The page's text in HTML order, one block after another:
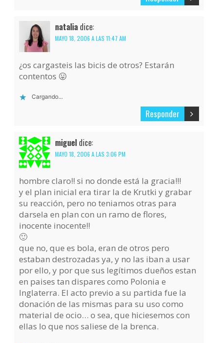
natalia dice:
MAYO 18, 2006 A LAS 11:47 AM
¿os cargasteis las bicis de otros? Estarán
contentos 😛
Cargando...
Responder
miguel dice:
MAYO 18, 2006 A LAS 3:06 PM
hombre claro!! si no donde está la gracia!!!
y el plan inicial era tirar la de Krutki y grabar
su reacción, pero no teniamos otras para
darsela en plan con un ramo de flores,
inocente inocente!!
🙂
que no, que es bola, eran de otros pero
estaban destrozadas ya, y no las iban a usar
por ello, y por que sus legítimos dueños estan
en paises tan dispares como Polonia e
Inglaterra. El acto previo a su partida fue la
donación de las mismas para su uso como
material de ocio… o sea, que hiciesemos con
ellas lo que nos saliese de la brenca.